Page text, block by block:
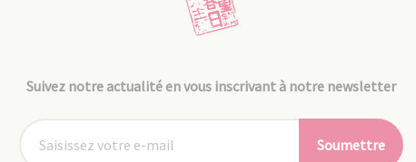
Suivez notre actualité en vous inscrivant à notre newsletter
Soumettre